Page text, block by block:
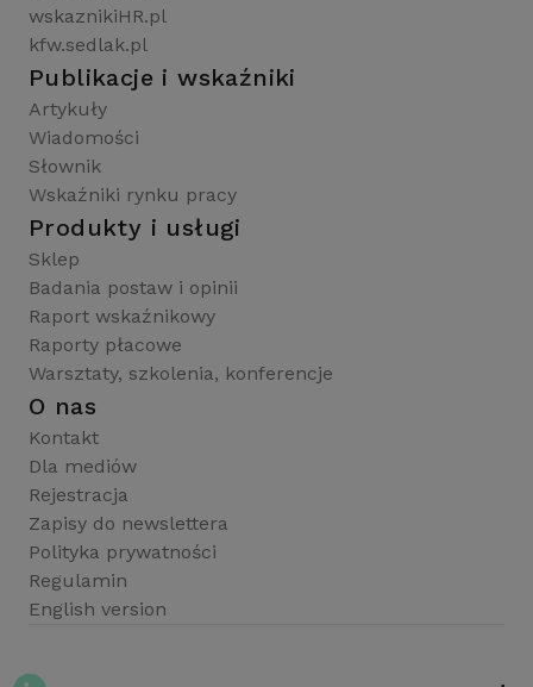
wskaznikiHR.pl
kfw.sedlak.pl
Publikacje i wskaźniki
Artykuły
Wiadomości
Słownik
Wskaźniki rynku pracy
Produkty i usługi
Sklep
Badania postaw i opinii
Raport wskaźnikowy
Raporty płacowe
Warsztaty, szkolenia, konferencje
O nas
Kontakt
Dla mediów
Rejestracja
Zapisy do newslettera
Polityka prywatności
Regulamin
English version